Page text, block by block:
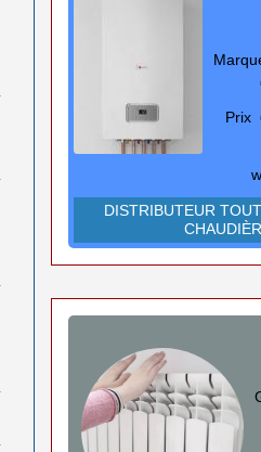
Prix
DISTRIBUTEUR